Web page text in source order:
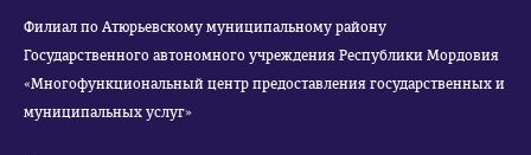
Филиал по Атюрьевскому муниципальному району
Государственного автономного учреждения Республики Мордовия
«Многофункциональный центр предоставления государственных и
муниципальных услуг»